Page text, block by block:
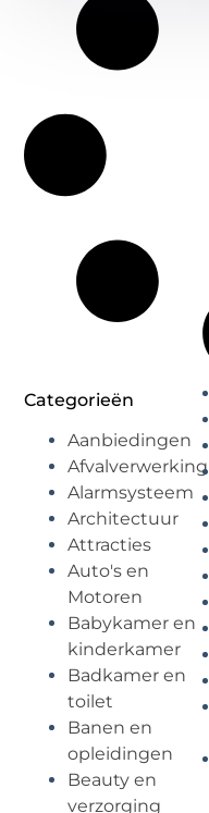
Categorieën
Aanbiedingen
Afvalverwerking
Alarmsysteem
Architectuur
Attracties
Auto's en
Motoren
Babykamer en
kinderkamer
Badkamer en
toilet
Banen en
opleidingen
Beauty en
verzorging